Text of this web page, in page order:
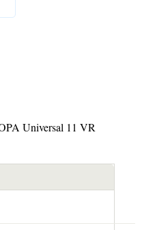
Universal 11 VR